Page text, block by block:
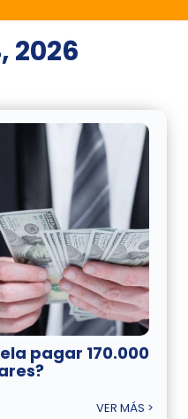
2026
pagar 170.000
VER MÁS >